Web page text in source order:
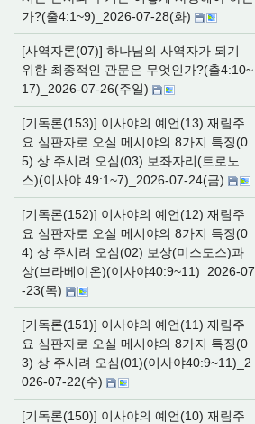
가?(출4:1~9)_2026-07-28(화)
[사역자론(07)] 하나님의 사역자가 되기
위한 최종적인 관문은 무엇인가?(출4:10~
17)_2026-07-26(주일)
[기독론(153)] 이사야의 예언(13) 재림주
요 심판자로 오실 메시야의 8가지 특징(0
5) 상 주시려 오심(03) 보좌자리(트로노
스)(이사야 49:1~7)_2026-07-24(금)
[기독론(152)] 이사야의 예언(12) 재림주
요 심판자로 오실 메시야의 8가지 특징(0
4) 상 주시려 오심(02) 보상(미스도스)과
상(브라베이온)(이사야40:9~11)_2026-07
-23(목)
[기독론(151)] 이사야의 예언(11) 재림주
요 심판자로 오실 메시야의 8가지 특징(0
3) 상 주시려 오심(01)(이사야40:9~11)_2
026-07-22(수)
[기독론(150)] 이사야의 예언(10) 재림주